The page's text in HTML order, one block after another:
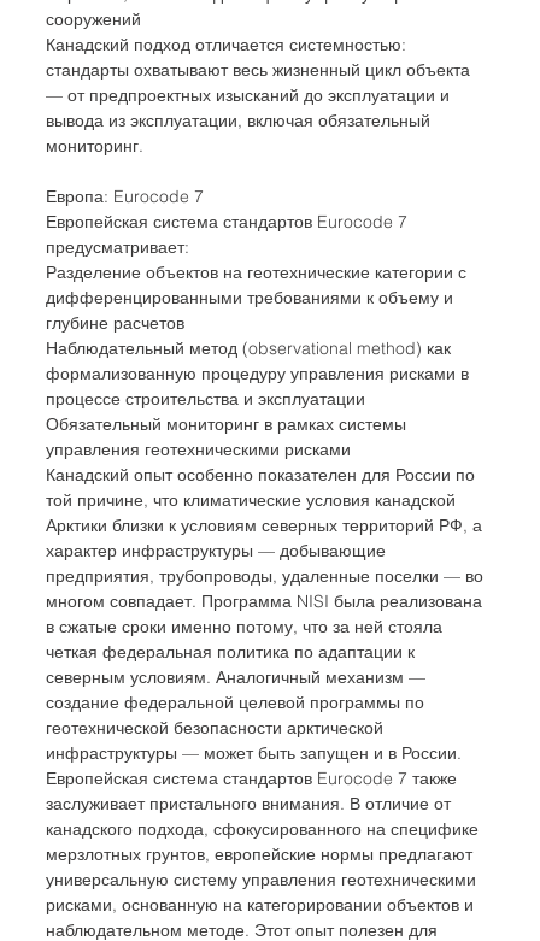
сооружений
Канадский подход отличается системностью:
стандарты охватывают весь жизненный цикл объекта
— от предпроектных изысканий до эксплуатации и
вывода из эксплуатации, включая обязательный
мониторинг.
Европа: Eurocode 7
Европейская система стандартов Eurocode 7
предусматривает:
Разделение объектов на геотехнические категории с
дифференцированными требованиями к объему и
глубине расчетов
Наблюдательный метод (observational method) как
формализованную процедуру управления рисками в
процессе строительства и эксплуатации
Обязательный мониторинг в рамках системы
управления геотехническими рисками
Канадский опыт особенно показателен для России по
той причине, что климатические условия канадской
Арктики близки к условиям северных территорий РФ, а
характер инфраструктуры — добывающие
предприятия, трубопроводы, удаленные поселки — во
многом совпадает. Программа NISI была реализована
в сжатые сроки именно потому, что за ней стояла
четкая федеральная политика по адаптации к
северным условиям. Аналогичный механизм —
создание федеральной целевой программы по
геотехнической безопасности арктической
инфраструктуры — может быть запущен и в России.
Европейская система стандартов Eurocode 7 также
заслуживает пристального внимания. В отличие от
канадского подхода, сфокусированного на специфике
мерзлотных грунтов, европейские нормы предлагают
универсальную систему управления геотехническими
рисками, основанную на категорировании объектов и
наблюдательном методе. Этот опыт полезен для